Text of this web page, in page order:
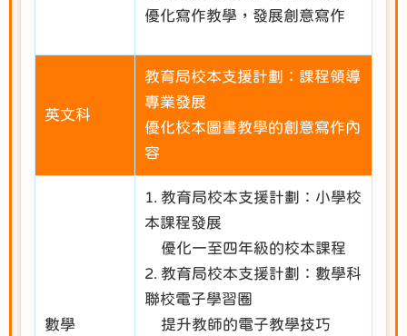
優化寫作教學，發展創意寫作
英文科
教育局校本支援計劃：課程領導
專業發展
優化校本圖書教學的創意寫作內
容
數學
1. 教育局校本支援計劃：小學校
本課程發展
優化一至四年級的校本課程
2. 教育局校本支援計劃：數學科
聯校電子學習圈
提升教師的電子教學技巧